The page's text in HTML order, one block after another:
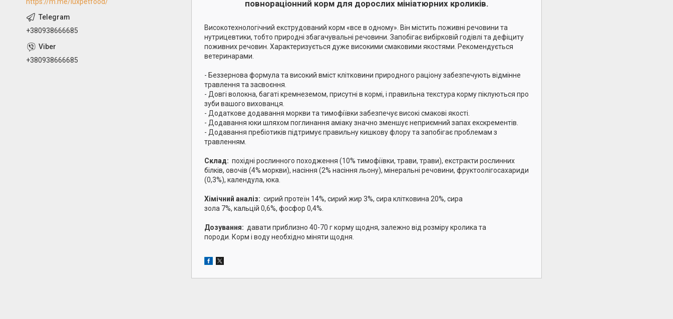
повнораціонний корм для дорослих мініатюрних кроликів.
Високотехнологічний екструдований корм «все в одному». Він містить поживні речовини та
нутрицевтики, тобто природні збагачувальні речовини. Запобігає вибірковій годівлі та дефіциту
поживних речовин. Характеризується дуже високими смаковими якостями. Рекомендується
ветеринарами.
- Беззернова формула та високий вміст клітковини природного раціону забезпечують відмінне
травлення та засвоєння.
- Довгі волокна, багаті кремнеземом, присутні в кормі, і правильна текстура корму піклуються про
зуби вашого вихованця.
- Додаткове додавання моркви та тимофіївки забезпечує високі смакові якості.
- Додавання юки шляхом поглинання аміаку значно зменшує неприємний запах екскрементів.
- Додавання пребіотиків підтримує правильну кишкову флору та запобігає проблемам з
травленням.
Склад: похідні рослинного походження (10% тимофіївки, трави, трави), екстракти рослинних
білків, овочів (4% моркви), насіння (2% насіння льону), мінеральні речовини, фруктоолігосахариди
(0,3%), календула, юка.
Хімічний аналіз: сирий протеїн 14%, сирий жир 3%, сира клітковина 20%, сира
зола 7%, кальцій 0,6%, фосфор 0,4%.
Дозування: давати приблизно 40-70 г корму щодня, залежно від розміру кролика та
породи. Корм і воду необхідно міняти щодня.
+380938666685
+380938666685